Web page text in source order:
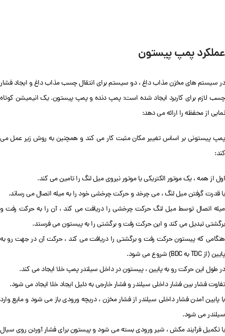
عملکرد پمپ پیستون
در سیستم های مخزن مذاب داغ ، دو سیستم برای انتقال چسب مذاب داغ و ایجاد فشار
چسب لازم برای کاربرد ایجاد شده است: پمپ دنده و پمپ پیستون. یک انیمیشن کوتاه
نمایی از محفظه را ارائه می دهد:
پمپ پیستونی بر اساس تغییر مکان مثبت کار می کند و همچنین به روش زیر عمل می
کند:
اول از همه ، یک موتور الکتریکی یا موتور نیروی میل لنگ را تامین می کند.
با قدرت گرفتن میل لنگ ، می چرخد ​​و حرکت چرخشی خود را به میله اتصال می رساند.
میله اتصال توسط میل لنگ حرکت چرخشی را دریافت می کند ، آن را به حرکت رفت و
برگشتی تبدیل می کند و این حرکت رفت و برگشتی را به پیستون می فرستد.
هنگامی که پیستون حرکت رفت و برگشتی را دریافت می کند ، حرکت آن در جهت رو به
پایین (از TDC به BDC) شروع می شود.
در طول این حرکت رو به پایین ، پیستون در داخل سیلندر پمپ خلا ایجاد می کند.
تفاوت فشار بین فشار داخلی سیلندر و فشار خارجی به دلیل ایجاد خلا ایجاد می شود.
با پایین آمدن فشار داخلی سیلندر از فشار مخزن ، دریچه ورودی باز می شود و مایع وارد
سیلندر می شود.
با تکمیل فرآیند مکش ، شیر ورودی بسته می شود و پیستون برای فشار آوردن روی سیال